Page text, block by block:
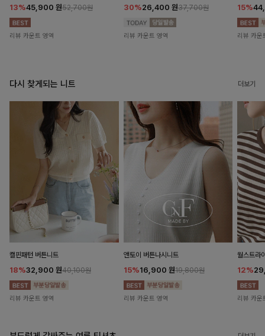
13%45,900 원52,700원
리뷰 카운트 영역
30%26,400 원37,700원
리뷰 카운트 영역
15%
리뷰 카운
다시 찾게되는 니트 더보기
캘핀패턴 버튼니트
18%32,900 원40,100원
리뷰 카운트 영역
앤토이 버튼나시니트
15%16,900 원19,800원
리뷰 카운트 영역
월스트라
12%
리뷰 카운